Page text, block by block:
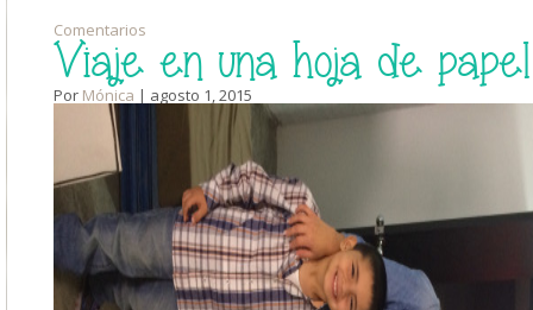
Comentarios
Viaje en una hoja de papel
Por Mónica | agosto 1, 2015